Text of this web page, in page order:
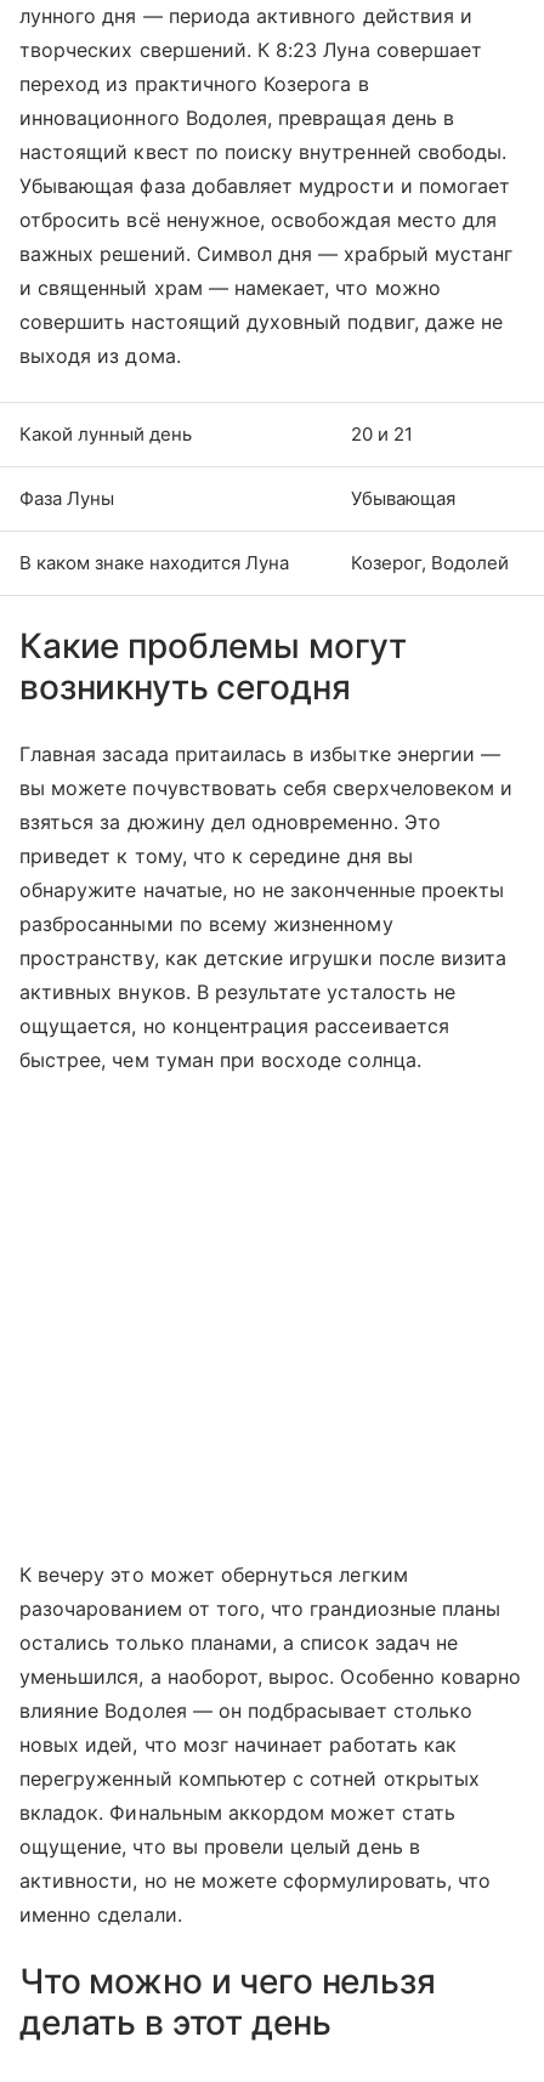
лунного дня — периода активного действия и
творческих свершений. К 8:23 Луна совершает
переход из практичного Козерога в
инновационного Водолея, превращая день в
настоящий квест по поиску внутренней свободы.
Убывающая фаза добавляет мудрости и помогает
отбросить всё ненужное, освобождая место для
важных решений. Символ дня — храбрый мустанг
и священный храм — намекает, что можно
совершить настоящий духовный подвиг, даже не
выходя из дома.
Какой лунный день 20 и 21
Фаза Луны Убывающая
В каком знаке находится Луна Козерог, Водолей
Какие проблемы могут
возникнуть сегодня
Главная засада притаилась в избытке энергии —
вы можете почувствовать себя сверхчеловеком и
взяться за дюжину дел одновременно. Это
приведет к тому, что к середине дня вы
обнаружите начатые, но не законченные проекты
разбросанными по всему жизненному
пространству, как детские игрушки после визита
активных внуков. В результате усталость не
ощущается, но концентрация рассеивается
быстрее, чем туман при восходе солнца.
К вечеру это может обернуться легким
разочарованием от того, что грандиозные планы
остались только планами, а список задач не
уменьшился, а наоборот, вырос. Особенно коварно
влияние Водолея — он подбрасывает столько
новых идей, что мозг начинает работать как
перегруженный компьютер с сотней открытых
вкладок. Финальным аккордом может стать
ощущение, что вы провели целый день в
активности, но не можете сформулировать, что
именно сделали.
Что можно и чего нельзя
делать в этот день